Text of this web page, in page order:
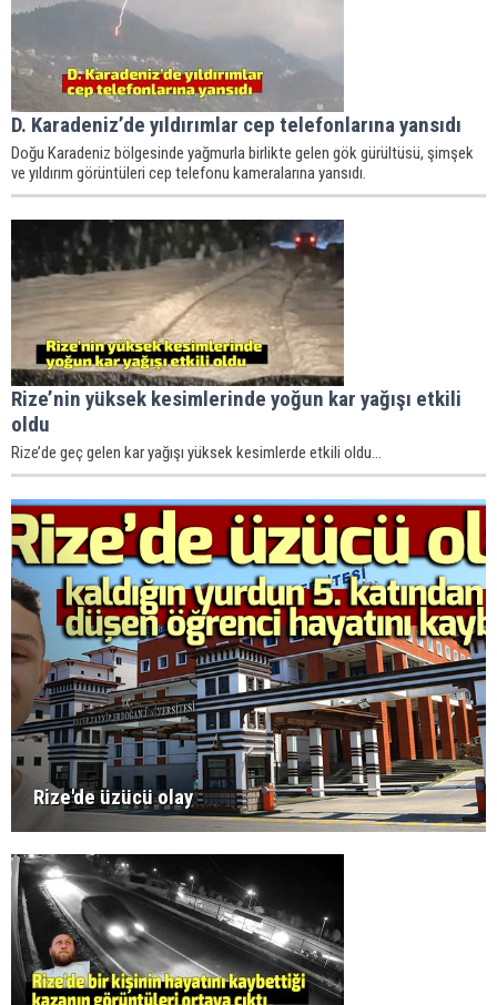
D. Karadeniz’de yıldırımlar cep telefonlarına yansıdı
Doğu Karadeniz bölgesinde yağmurla birlikte gelen gök gürültüsü, şimşek
ve yıldırım görüntüleri cep telefonu kameralarına yansıdı.
Rize’nin yüksek kesimlerinde yoğun kar yağışı etkili
oldu
Rize’de geç gelen kar yağışı yüksek kesimlerde etkili oldu...
Rize'de üzücü olay